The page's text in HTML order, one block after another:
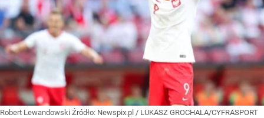
Robert Lewandowski Źródło: Newspix.pl / LUKASZ GROCHALA/CYFRASPORT